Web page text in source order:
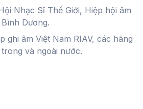
Nhạc Sĩ Thế Giới, Hiệp hội âm
Dương.
ghi âm Việt Nam RIAV, các hãng
và ngoài nước.